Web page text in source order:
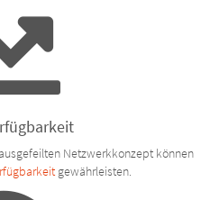
Netzwerkkonzept können
gewährleisten.